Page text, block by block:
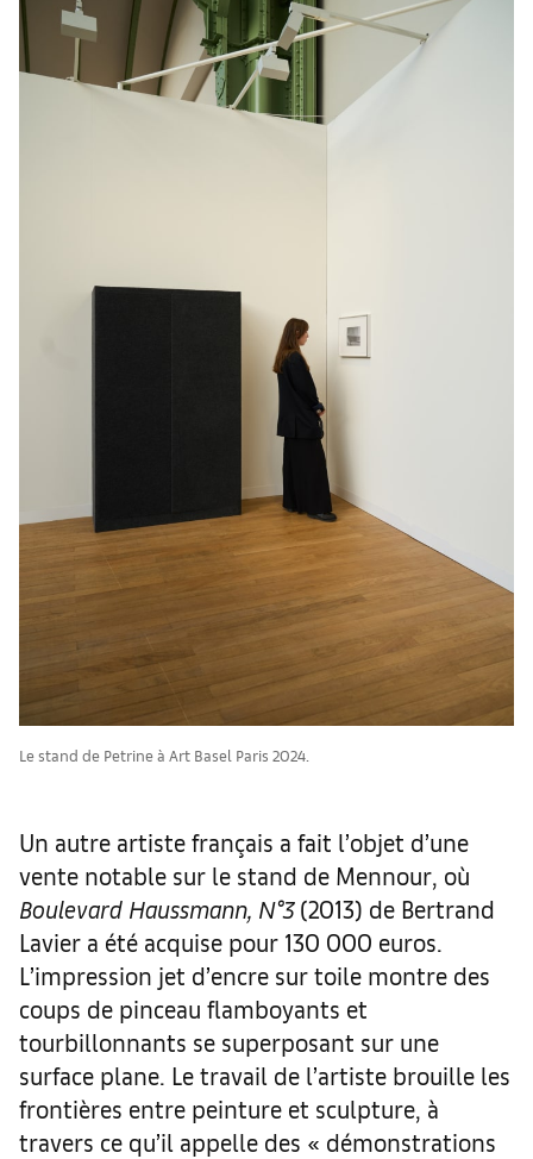
Le stand de Petrine à Art Basel Paris 2024.
Un autre artiste français a fait l’objet d’une
vente notable sur le stand de Mennour, où
Boulevard Haussmann, N°3(2013) de Bertrand
Lavier a été acquise pour 130 000 euros.
L’impression jet d’encre sur toile montre des
coups de pinceau flamboyants et
tourbillonnants se superposant sur une
surface plane. Le travail de l’artiste brouille les
frontières entre peinture et sculpture, à
travers ce qu’il appelle des « démonstrations